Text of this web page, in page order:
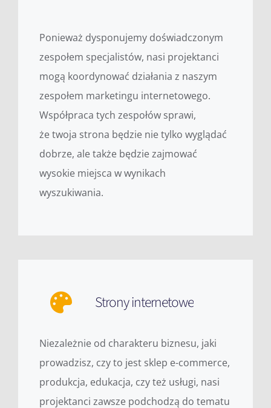
Ponieważ dysponujemy doświadczonym
zespołem specjalistów, nasi projektanci
mogą koordynować działania z naszym
zespołem marketingu internetowego.
Współpraca tych zespołów sprawi,
że twoja strona będzie nie tylko wyglądać
dobrze, ale także będzie zajmować
wysokie miejsca w wynikach
wyszukiwania.
Strony internetowe
Niezależnie od charakteru biznesu, jaki
prowadzisz, czy to jest sklep e-commerce,
produkcja, edukacja, czy też usługi, nasi
projektanci zawsze podchodzą do tematu